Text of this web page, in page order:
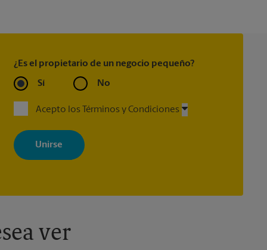
¿Es el propietario de un negocio pequeño?
Sí No
Acepto los Términos y Condiciones
Al registrarse, acepta recibir correos electrónicos de The UPS Store
con noticias, ofertas especiales, promociones y mensajes
adaptados a sus intereses. Puede darse de baja en cualquier
momento. Para más información, consulte nuestra política de
información, contacte al centro The UPS Store en su ciudad.
ver